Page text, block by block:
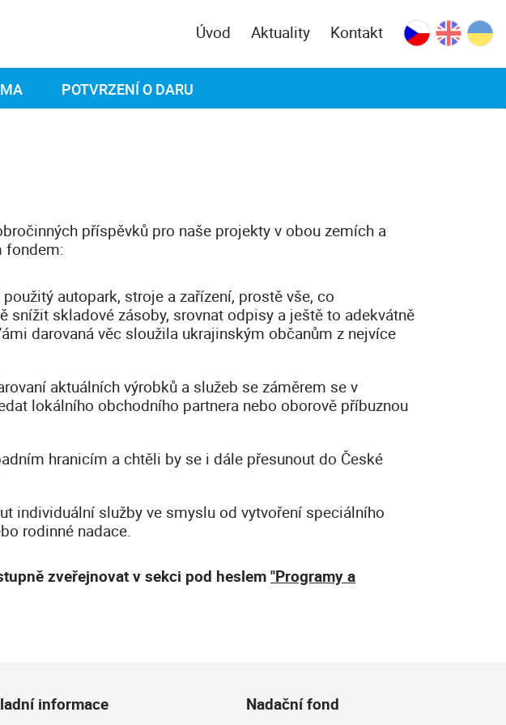
Úvod Aktuality Kontakt
POTVRZENÍ O DARU
příspěvků pro naše projekty v obou zemích a
fondem:
autopark, stroje a zařízení, prostě vše, co
skladové zásoby, srovnat odpisy a ještě to adekvátně
darovaná věc sloužila ukrajinským občanům z nejvíce
aktuálních výrobků a služeb se záměrem se v
lokálního obchodního partnera nebo oborově příbuznou
hranicím a chtěli by se i dále přesunout do České
individuální služby ve smyslu od vytvoření speciálního
rodinné nadace.
zveřejnovat v sekci pod heslem"Programy a
informace Nadační fond